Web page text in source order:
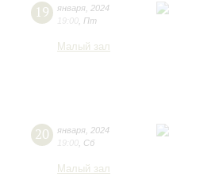
19 января 2024
19:00 Пт
Малый зал
20 января 2024
19:00 Сб
Малый зал